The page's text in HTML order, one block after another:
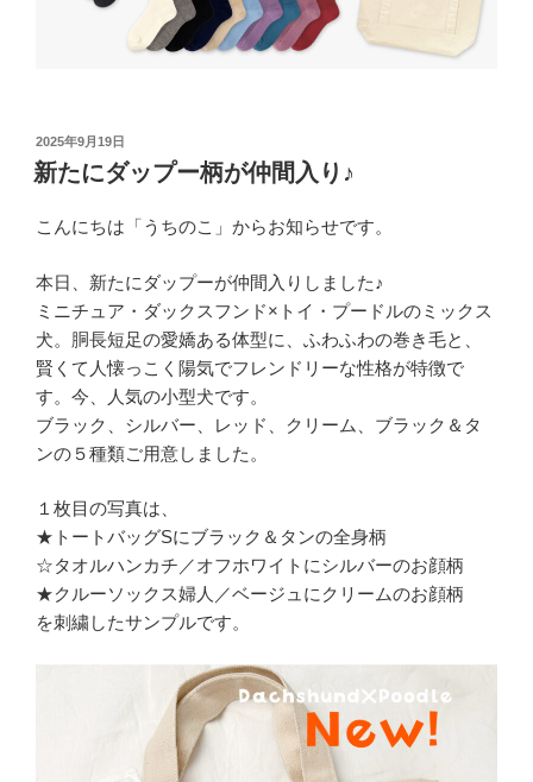
投
稿
日:
2025年9月19日
新たにダップー柄が仲間入り♪
こんにちは「うちのこ」からお知らせです。
本日、新たにダップーが仲間入りしました♪
ミニチュア・ダックスフンド×トイ・プードルのミックス
犬。胴長短足の愛嬌ある体型に、ふわふわの巻き毛と、
賢くて人懐っこく陽気でフレンドリーな性格が特徴で
す。今、人気の小型犬です。
ブラック、シルバー、レッド、クリーム、ブラック＆タ
ンの５種類ご用意しました。
１枚目の写真は、
★トートバッグSにブラック＆タンの全身柄
☆タオルハンカチ／オフホワイトにシルバーのお顔柄
★クルーソックス婦人／ベージュにクリームのお顔柄
を刺繍したサンプルです。